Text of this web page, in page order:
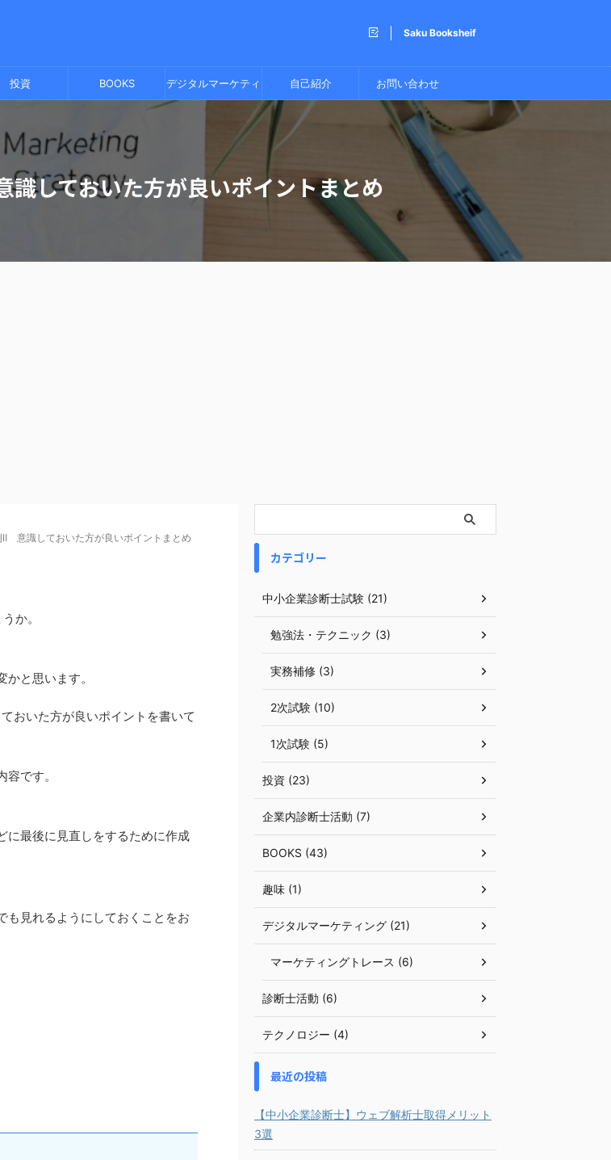
Saku Booksheif
投資 BOOKS デジタルマーケティ 自己紹介 お問い合わせ
しておいた方が良いポイントまとめ
意識しておいた方が良いポイントまとめ
か。
と思います。
おいた方が良いポイントを書いて
です。
に最後に見直しをするために作成
も見れるようにしておくことをお
カテゴリー
中小企業診断士試験 (21)
勉強法・テクニック (3)
実務補修 (3)
2次試験 (10)
1次試験 (5)
投資 (23)
企業内診断士活動 (7)
BOOKS (43)
趣味 (1)
デジタルマーケティング (21)
マーケティングトレース (6)
診断士活動 (6)
テクノロジー (4)
最近の投稿
【中小企業診断士】ウェブ解析士取得メリット
3選